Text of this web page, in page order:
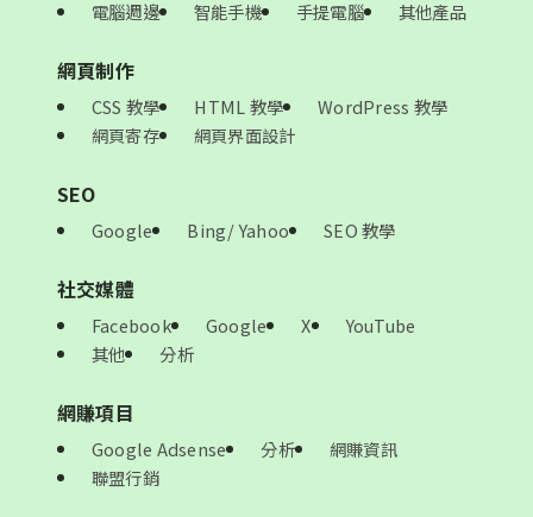
電腦週邊 智能手機 手提電腦 其他產品
網頁制作
CSS 教學 HTML 教學
WordPress 教學
網頁寄存
網頁界面設計
SEO
Google Bing/ Yahoo SEO 教學
社交媒體
Facebook Google X
YouTube
其他
分析
網賺項目
Google Adsense 分析
網賺資訊
聯盟行銷